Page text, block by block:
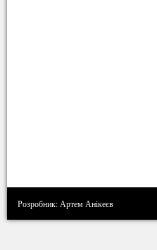
Розробник: Артем Анікеєв